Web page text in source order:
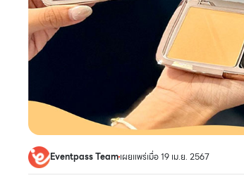
Eventpass Teamเผยแพร่เมื่อ 19 เม.ย. 2567